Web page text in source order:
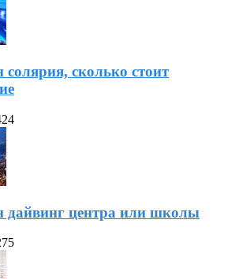
солярия, сколько стоит
дайвинг центра или школы